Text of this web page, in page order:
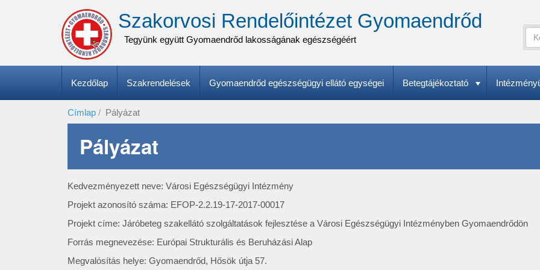
Szakorvosi Rendelőintézet Gyomaendrőd
Tegyünk együtt Gyomaendrőd lakosságának egészségéért
A
Fő
navigáció
Kezdőlap Szakrendelések Gyomaendrőd egészségügyi ellátó egységei Betegtájékoztató
Címlap Pályázat
Pályázat
Kedvezményezett neve: Városi Egészségügyi Intézmény
Projekt azonosító száma: EFOP-2.2.19-17-2017-00017
Projekt címe: Járóbeteg szakellátó szolgáltatások fejlesztése a Városi Egészségügyi Intézményben Gyomaendrődön
Forrás megnevezése: Európai Strukturális és Beruházási Alap
Megvalósítás helye: Gyomaendrőd, Hősök útja 57.